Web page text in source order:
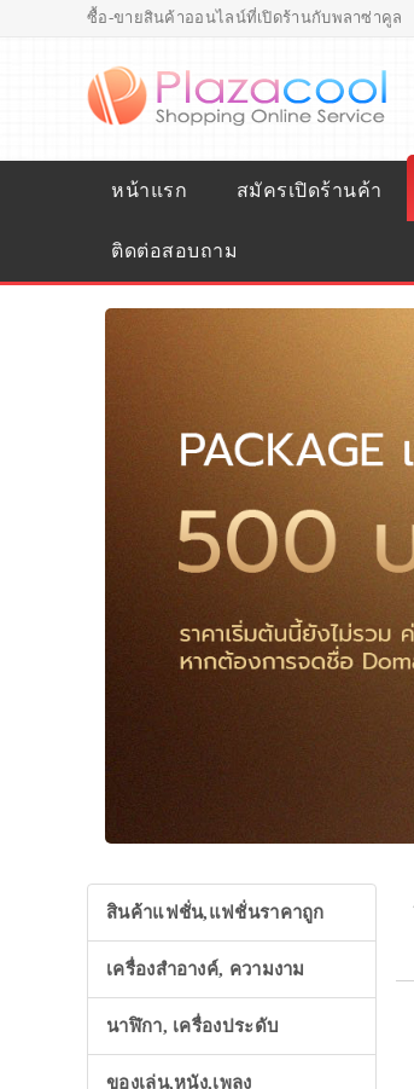
ซื้อ-ขายสินค้าออนไลน์ที่เปิดร้านกับพลาซ่าคูล
หน้าแรก สมัครเปิดร้านค้า
ติดต่อสอบถาม
สินค้าแฟชั่น,แฟชั่นราคาถูก
เครื่องสำอางค์, ความงาม
นาฬิกา, เครื่องประดับ
ของเล่น,หนัง,เพลง